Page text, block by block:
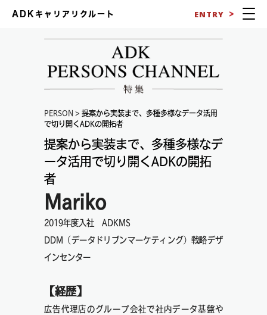
ADKキャリアリクルート ENTRY
PERSON > 提案から実装まで、多種多様なデータ活用
で切り開くADKの開拓者
提案から実装まで、多種多様なデ
ータ活用で切り開くADKの開拓
者
Mariko
2019年度入社 ADKMS
DDM（データドリブンマーケティング）戦略デザ
インセンター
【経歴】
広告代理店のグループ会社で社内データ基盤や